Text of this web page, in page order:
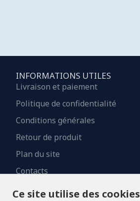
INFORMATIONS UTILES
Livraison et paiement
Politique de confidentialité
Conditions générales
Retour de produit
Plan du site
Contacts
Ce site utilise des cookies